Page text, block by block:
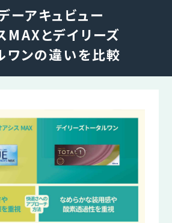
ーアキュビュー
MAXとデイリーズ
ワンの違いを比較